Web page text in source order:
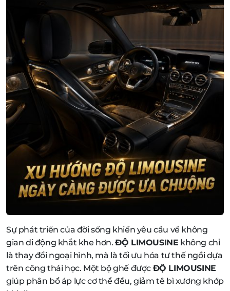
Sự phát triển của đời sống khiến yêu cầu về không
gian di động khắt khe hơn.ĐỘ LIMOUSINE không chỉ
là thay đổi ngoại hình, mà là tối ưu hóa tư thế ngồi dựa
trên công thái học. Một bộ ghế được ĐỘ LIMOUSINE
giúp phân bổ áp lực cơ thể đều, giảm tê bì xương khớp